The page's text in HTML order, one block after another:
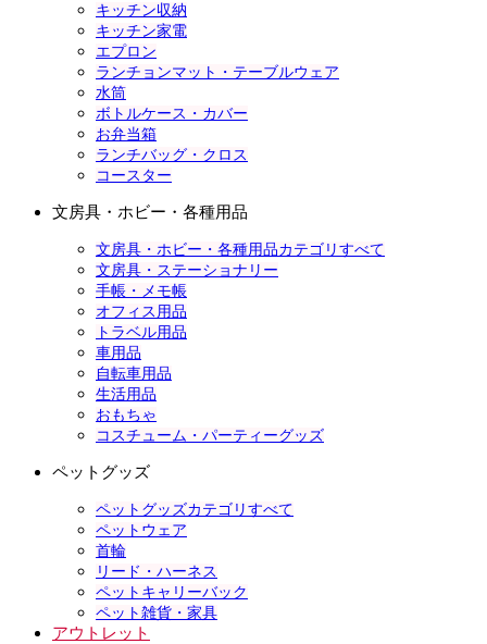
キッチン収納
キッチン家電
エプロン
ランチョンマット・テーブルウェア
水筒
ボトルケース・カバー
お弁当箱
ランチバッグ・クロス
コースター
文房具・ホビー・各種用品
文房具・ホビー・各種用品カテゴリすべて
文房具・ステーショナリー
手帳・メモ帳
オフィス用品
トラベル用品
車用品
自転車用品
生活用品
おもちゃ
コスチューム・パーティーグッズ
ペットグッズ
ペットグッズカテゴリすべて
ペットウェア
首輪
リード・ハーネス
ペットキャリーバック
ペット雑貨・家具
アウトレット